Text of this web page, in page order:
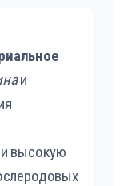
и
и высокую